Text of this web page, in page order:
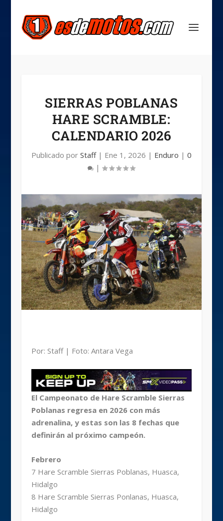
SIERRAS POBLANAS
HARE SCRAMBLE:
CALENDARIO 2026
Publicado por Staff| Ene 1, 2026 | Enduro | 0
|
Por: Staff | Foto: Antara Vega
El Campeonato de Hare Scramble Sierras
Poblanas regresa en 2026 con más
adrenalina, y estas son las 8 fechas que
definirán al próximo campeón.
Febrero
7 Hare Scramble Sierras Poblanas, Huasca,
Hidalgo
8 Hare Scramble Sierras Ponlanas, Huasca,
Hidalgo